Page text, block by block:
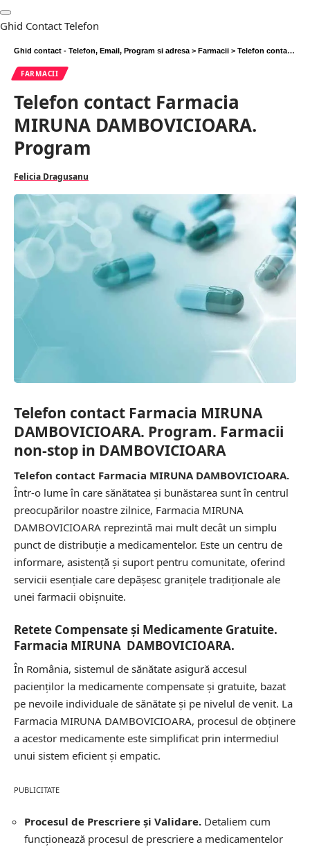
Ghid Contact Telefon
Ghid contact - Telefon, Email, Program si adresa > Farmacii > Telefon contact Farmacia MIRUNA DAMBOVICIOARA. Program
FARMACII
Telefon contact Farmacia
MIRUNA DAMBOVICIOARA.
Program
Felicia Dragusanu
Telefon contact Farmacia MIRUNA
DAMBOVICIOARA. Program. Farmacii
non-stop in DAMBOVICIOARA
Telefon contact Farmacia MIRUNA DAMBOVICIOARA.
Într-o lume în care sănătatea și bunăstarea sunt în centrul
preocupărilor noastre zilnice, Farmacia MIRUNA
DAMBOVICIOARA reprezintă mai mult decât un simplu
punct de distribuție a medicamentelor. Este un centru de
informare, asistență și suport pentru comunitate, oferind
servicii esențiale care depășesc granițele tradiționale ale
unei farmacii obișnuite.
Retete Compensate și Medicamente Gratuite.
Farmacia MIRUNA DAMBOVICIOARA.
În România, sistemul de sănătate asigură accesul
pacienților la medicamente compensate și gratuite, bazat
pe nevoile individuale de sănătate și pe nivelul de venit. La
Farmacia MIRUNA DAMBOVICIOARA, procesul de obținere
a acestor medicamente este simplificat prin intermediul
unui sistem eficient și empatic.
PUBLICITATE
Procesul de Prescriere și Validare. Detaliem cum
funcționează procesul de prescriere a medicamentelor